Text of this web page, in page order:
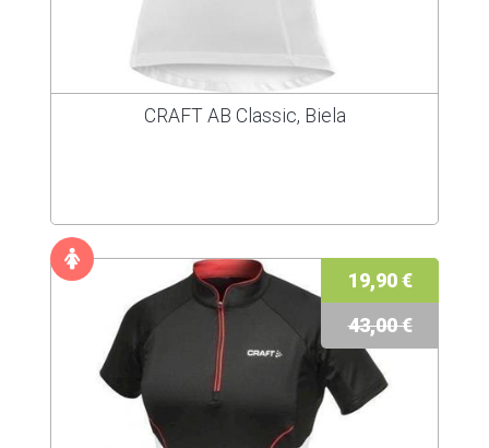
CRAFT AB Classic, Biela
19,90 €
43,00 €